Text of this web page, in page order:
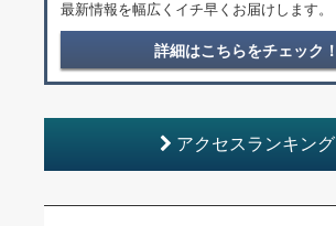
最新情報を幅広くイチ早くお届けします。
詳細はこちらをチェック！
アクセスランキング